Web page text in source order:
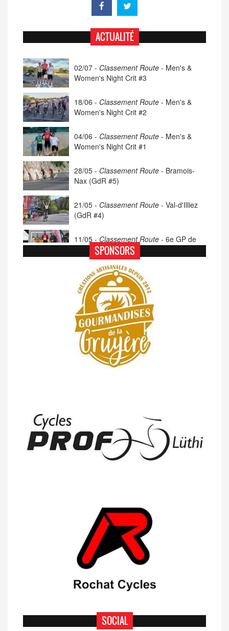
ACTUALITÉ
02/07 - Classement Route - Men's &
Women's Night Crit #3
18/06 - Classement Route - Men's &
Women's Night Crit #2
04/06 - Classement Route - Men's &
Women's Night Crit #1
28/05 - Classement Route - Bramois-
Nax (GdR #5)
21/05 - Classement Route - Val-d'Illiez
(GdR #4)
11/05 - Classement Route - 6e GP de
Porsel (TdC #4)
07/05 -Classement Route -
Pléiades (GdR #3)
23/04 -Classement Route -
Moléson (TdC #3)
14/04 -Photos -Les photos du 5e GP
de Semsales
SPONSORS
SOCIAL